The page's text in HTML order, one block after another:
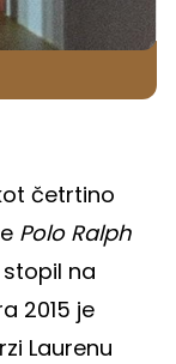
četrtino
Polo Ralph
stopil na
2015 je
Laurenu